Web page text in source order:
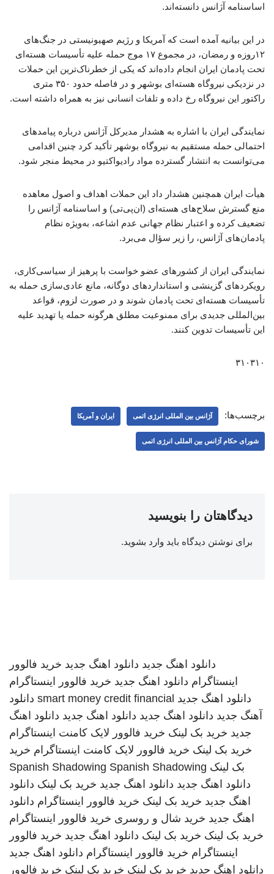
اساسنامه آژانس دانسته‌اند.
در این بیانیه آمده است که آمریکا و رژیم صهیونیستی در جنگ‌های
۱۲روزه و رمضان، در مجموع ۱۷ موج حمله علیه تأسیسات هسته‌ای
تحت پادمان ایران انجام داده‌اند که یکی از خطرناک‌ترین این حملات
در نزدیکی نیروگاه هسته‌ای بوشهر و در فاصله حدود ۳۵۰ متری
راکتور این نیروگاه رخ داده و تلفات انسانی نیز به همراه داشته است.
نمایندگی ایران با اشاره به هشدار مدیرکل آژانس درباره پیامدهای
احتمالی حمله مستقیم به نیروگاه بوشهر تأکید کرد چنین اقدامی
می‌توانست به انتشار گسترده مواد رادیواکتیو در محیط منجر شود.
هیأت ایران همچنین هشدار داد این حملات اهداف و اصول معاهده
منع گسترش سلاح‌های هسته‌ای (ان‌پی‌تی) و اساسنامه آژانس را
تضعیف کرده و اعتبار نظام جهانی عدم اشاعه، به‌ویژه نظام
پادمان‌های آژانس، را زیر سؤال می‌برد.
نمایندگی ایران از کشورهای عضو خواست با پرهیز از سیاسی‌کاری،
رویکردهای گزینشی و استانداردهای دوگانه، مانع عادی‌سازی حمله به
تأسیسات هسته‌ای تحت پادمان شوند و در صورت لزوم، قواعد
بین‌المللی جدیدی برای ممنوعیت مطلق هرگونه حمله یا تهدید علیه
این تأسیسات تدوین کنند.
۳۱۰۳۱۰
برچسب‌ها: آژانس بین المللی انرژی اتمی ایران و آمریکا
شورای حکام آژانس بین المللی انرژی اتمی
دیدگاهتان را بنویسید
برای نوشتن دیدگاه باید وارد بشوید.
دانلود اهنگ جدید دانلود اهنگ جدید خرید فالوور
اینستاگرام دانلود اهنگ جدید خرید فالوور اینستاگرام
دانلود اهنگ جدید smart money credit financial دانلود
آهنگ جدید دانلود اهنگ جدید دانلود اهنگ جدید دانلود اهنگ
جدید خرید بک لینک خرید فالوور لایک کامنت اینستاگرام
خرید بک لینک خرید فالوور لایک کامنت اینستاگرام خرید
بک لینک
Spanish Shadowing Spanish Shadowing
دانلود اهنگ جدید دانلود اهنگ جدید خرید بک لینک دانلود
اهنگ جدید خرید بک لینک خرید فالوور اینستاگرام دانلود
اهنگ جدید خرید شال و روسری خرید فالوور اینستاگرام
خرید بک لینک خرید بک لینک دانلود اهنگ جدید خرید فالوور
اینستاگرام خرید فالوور اینستاگرام دانلود اهنگ جدید
دانلود اهنگ جدید خرید بک لینک خرید بک لینک خرید فالوور